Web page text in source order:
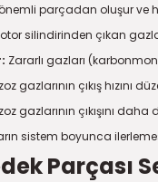
parçadan oluşur ve
silindirinden çıkan
Zararlı gazları
gazlarının çıkış hızını
gazlarının çıkışını
sistem boyunca
Parçası